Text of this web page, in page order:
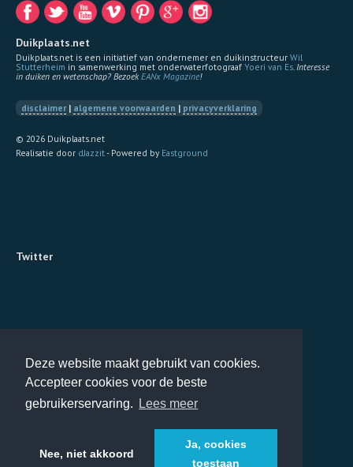
Deze website maakt gebruikt van cookies.
Accepteer cookies voor de beste
gebruikerservaring.
Lees meer
Nee, niet akkoord
Ja, cookies
toestaan
Duikplaats.net
Duikplaats.net is een initiatief van ondernemer en duikinstructeur Wil
Stutterheim in samenwerking met onderwaterfotograaf Yoeri van Es.Interesse
in duiken en wetenschap? BezoekEANx Magazine!
disclaimer| algemene voorwaarden | privacyverklaring
© 2026 Duikplaats.net
Realisatie door dJazzit- Powered by Eastground
Twitter